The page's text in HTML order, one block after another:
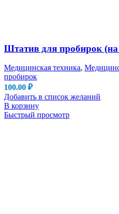
Штатив для пробирок
Медицинская техника,
пробирок
100.00 ₽
Добавить в список желаний
В корзину
Быстрый просмотр